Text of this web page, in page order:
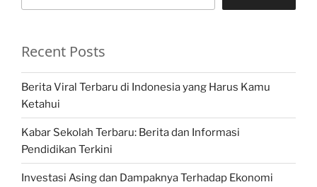
Recent Posts
Berita Viral Terbaru di Indonesia yang Harus Kamu
Ketahui
Kabar Sekolah Terbaru: Berita dan Informasi
Pendidikan Terkini
Investasi Asing dan Dampaknya Terhadap Ekonomi